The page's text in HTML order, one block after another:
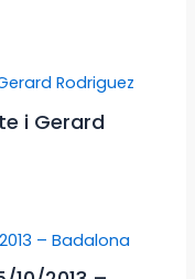
i Gerard